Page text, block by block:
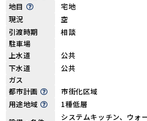
地目
宅地
現況
空
引渡時期
相談
駐車場
上水道
公共
下水道
公共
ガス
都市計画
市街化区域
用途地域
1種低層
システムキッチン、ウォ